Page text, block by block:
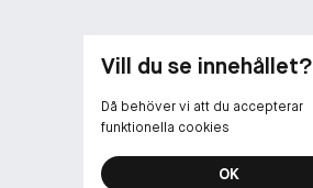
Vill du se innehållet?
Då behöver vi att du accepterar
funktionella cookies
OK